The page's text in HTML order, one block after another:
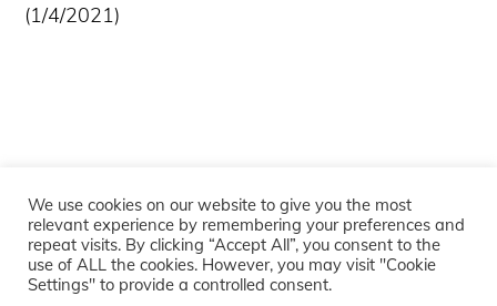
(1/4/2021)
Copyright © 2026 ·學投資·Log in
We use cookies on our website to give you the most
relevant experience by remembering your preferences and
repeat visits. By clicking “Accept All”, you consent to the
use of ALL the cookies. However, you may visit "Cookie
Settings" to provide a controlled consent.